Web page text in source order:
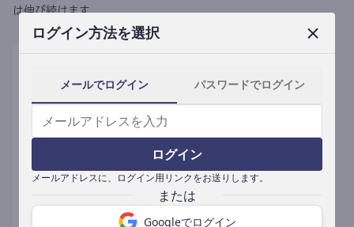
ログイン方法を選択
メールでログイン パスワードでログイン
ログイン
メールアドレスに、ログイン用リンクをお送りします。
Googleでログイン
は伸び続けます。